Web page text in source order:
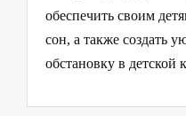
обеспечить своим
сон, а также создать
обстановку в детской